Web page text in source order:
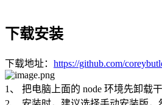
下载安装
下载地址： https://github.com/
1、 把电脑上面的 node 环境先卸载